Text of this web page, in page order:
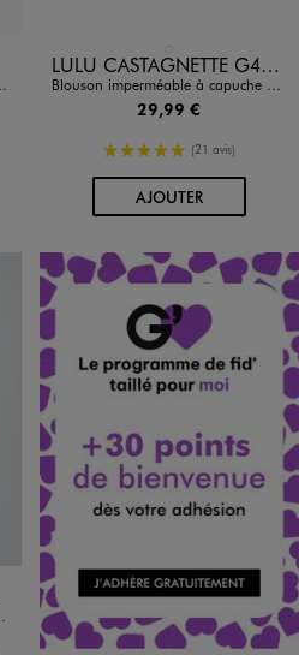
Disponible en 1 coloris LULU CASTAGNETTE G4G D
Blouson imperméable à capuche garçon - LuluCastagnette
29,99 €
5/5 de moyenne
(21 avis)
AJOUTERAU PANIER